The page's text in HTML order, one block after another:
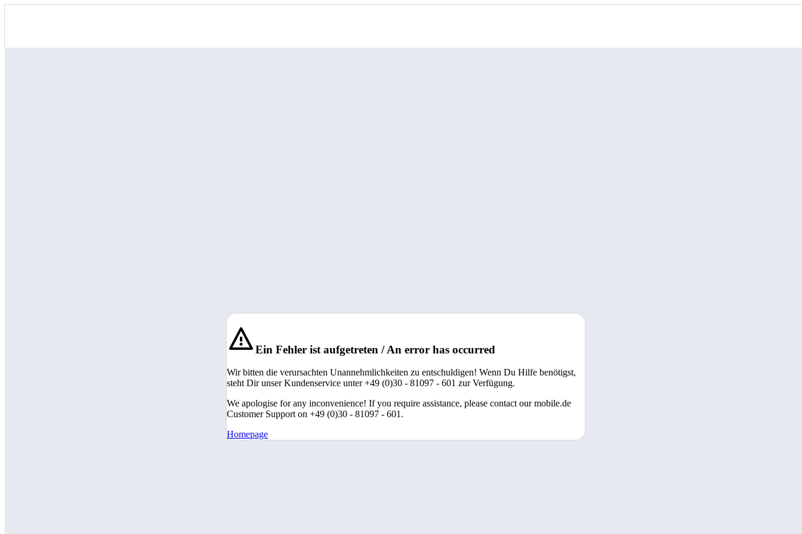
Ein Fehler ist aufgetreten / An error has occurred
Wir bitten die verursachten Unannehmlichkeiten zu entschuldigen! Wenn Du Hilfe benötigst,
steht Dir unser Kundenservice unter +49 (0)30 - 81097 - 601 zur Verfügung.
We apologise for any inconvenience! If you require assistance, please contact our mobile.de
Customer Support on +49 (0)30 - 81097 - 601.
Homepage